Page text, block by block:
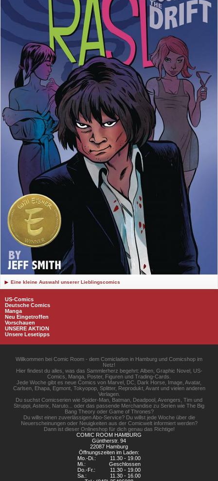
Eine kleine Auswahl unserer Lieblingscomics
US-Comics
Deutsche Comics
Manga
Neu Eingetroffen
Vorschauen
UNSERE AKTION
Unsere Lesetipps
Willkommen bei Comic Room - dem Comicladen in Hamburg und Comicshop im
Netz!
Hier findest du alles, was das Sammlerherz begehrt: Alben, Graphic Novel, US-
Comics, Manga, Poster, Figuren und Trading-Cards.
Jede Woche gibt es neue Comics von Marvel, DC, Dark Horse, Image, Avatar,
Carlsen, Ehapa, Egmont, Tokyopop, Splitter, Reprodukt, Avant und vielen anderen
Verlagen.
Du suchst Comicserien wie Spider-Man, Batman, Deadpool, Avengers, Tim und
Struppi, Asterix, Naruto... oder das passende Merchandise zu Serien wie The Big
Bang Theory oder Game of Thrones?
Du willst einen zuverlässigen Abo-Service? Du willst jede Woche über die
Neuerscheinungen oder Neuigkeiten aus der Comicwelt informiert werden?
Dann ist dieser Onlineshop für dich genau das Richtige!
COMIC ROOM HAMBURG
Güntherstr. 94
22087 Hamburg
Öffnungszeiten im Laden:
Mo.-Di.:
11.30 - 19.00
Mi.:
Geschlossen
Do.-Fr.:
11.30 - 19.00
Sa.:
11.30 - 16.00